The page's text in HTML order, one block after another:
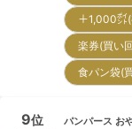
＋1,000
楽券(買い
食パン袋(
9位 パンパース お